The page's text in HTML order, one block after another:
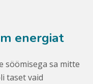
energiat
söömisega sa mitte
taset vaid